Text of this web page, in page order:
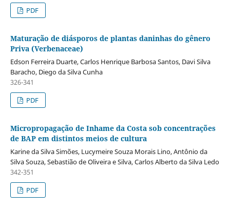
PDF
Maturação de diásporos de plantas daninhas do gênero
Priva (Verbenaceae)
Edson Ferreira Duarte, Carlos Henrique Barbosa Santos, Davi Silva
Baracho, Diego da Silva Cunha
326-341
PDF
Micropropagação de Inhame da Costa sob concentrações
de BAP em distintos meios de cultura
Karine da Silva Simões, Lucymeire Souza Morais Lino, Antônio da
Silva Souza, Sebastião de Oliveira e Silva, Carlos Alberto da Silva Ledo
342-351
PDF